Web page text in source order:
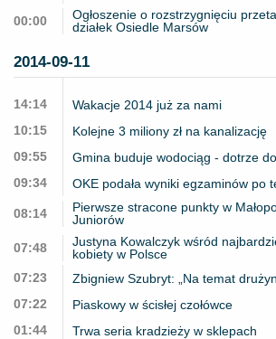
00:00
Ogłoszenie o rozstrzygnięciu
działek Osiedle Marsów
2014-09-11
14:14
Wakacje 2014 już za nami
10:15
Kolejne 3 miliony zł na kanalizację
09:55
Gmina buduje wodociąg - dotrze
09:34
OKE podała wyniki egzaminów po
08:14
Pierwsze stracone punkty w
Juniorów
07:48
Justyna Kowalczyk wśród
kobiety w Polsce
07:23
Zbigniew Szubryt: „Na temat
07:22
Piaskowy w ścisłej czołówce
01:44
Trwa seria kradzieży w sklepach